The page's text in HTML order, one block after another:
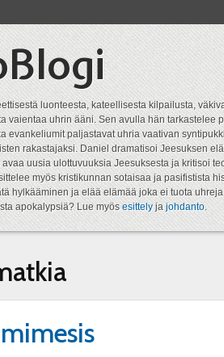
luonteesta, kateellisesta kilpailusta,
vaientaa uhrin ääni. Sen avulla hän tarkastelee
evankeliumit paljastavat uhria vaativan
rakastajaksi. Daniel dramatisoi Jeesuksen
uusia ulottuvuuksia Jeesuksesta ja kritisoi
myös kristikunnan sotaisaa ja pasifistista
hylkääminen ja elää elämää joka ei tuota
apokalypsiä? Lue myösesittelyjajohdanto.